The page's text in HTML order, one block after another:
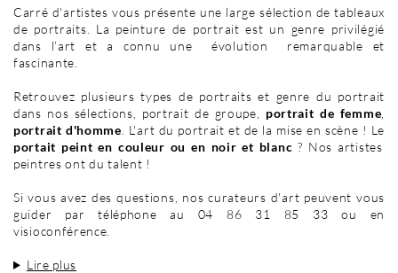
Carré d'artistes vous présente une large sélection de tableaux
de portraits. La peinture de portrait est un genre privilégié
dans l’art et a connu une évolution remarquable et
fascinante.
Retrouvez plusieurs types de portraits et genre du portrait
dans nos sélections, portrait de groupe,
portrait de femme
portrait d'homme . L'art du portrait et de la mise en scène ! Le
portait peint en couleur ou en noir et blanc ? Nos artistes
peintres ont du talent !
Si vous avez des questions, nos curateurs d'art peuvent vous
guider par téléphone au 04 86 31 85 33 ou en
visioconférence.
Lire plus